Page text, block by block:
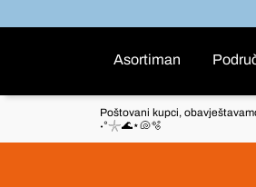
Asortiman
Poštovani kupci,
˖°𓇼🌊⋆🐚🫧